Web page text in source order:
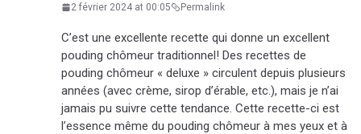
2 février 2024 at 00:05 Permalink
C’est une excellente recette qui donne un excellent
pouding chômeur traditionnel! Des recettes de
pouding chômeur « deluxe » circulent depuis plusieurs
années (avec crème, sirop d’érable, etc.), mais je n’ai
jamais pu suivre cette tendance. Cette recette-ci est
l’essence même du pouding chômeur à mes yeux et à